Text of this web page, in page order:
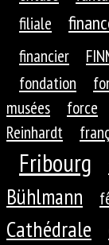
filiale
financier
fondation
musées
force
Reinhardt
Fribourg
Bühlmann
Cathédrale